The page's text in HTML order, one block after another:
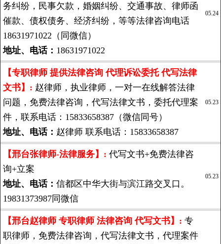
务纠纷，民事欠款，婚姻纠纷、交通事故、律师函
催款、债权债务、经济纠纷，等等法律咨询电话
18631971022（同微信）
地址、电话： 18631971022
05.24
【专职律师 提供法律咨询 代理诉讼委托 代写法律
文书】: 赵律师，执业律师，一对一在线解答法律
问题，免费法律咨询，代写法律文书，委托代理案
件，联系电话：15833658387（微信同号）
地址、电话： 赵律师 联系电话：15833658387
05.23
【邢台张律师-法律服务】: 代写文书+免费法律咨
询+立案
地址、电话： 信都区中华大街与滨江路交叉口。
19831373987同微信
05.23
【邢台赵律师 专职律师 法律咨询 代写文书】: 专
职律师，免费法律咨询，代写法律文书，代理案件